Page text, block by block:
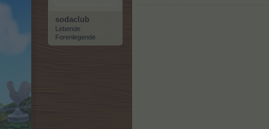
sodaclub
Lebende
Forenlegende